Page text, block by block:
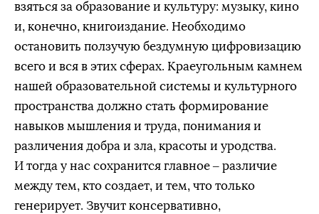
взяться за образование и культуру: музыку, кино
и, конечно, книгоиздание. Необходимо
остановить ползучую бездумную цифровизацию
всего и вся в этих сферах. Краеугольным камнем
нашей образовательной системы и культурного
пространства должно стать формирование
навыков мышления и труда, понимания и
различения добра и зла, красоты и уродства.
И тогда у нас сохранится главное – различие
между тем, кто создает, и тем, что только
генерирует. Звучит консервативно,